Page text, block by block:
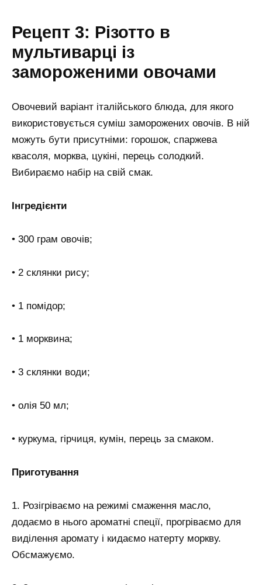
Рецепт 3: Різотто в
мультиварці із
замороженими овочами
Овочевий варіант італійського блюда, для якого
використовується суміш заморожених овочів. В ній
можуть бути присутніми: горошок, спаржева
квасоля, морква, цукіні, перець солодкий.
Вибираємо набір на свій смак.
Інгредієнти
• 300 грам овочів;
• 2 склянки рису;
• 1 помідор;
• 1 морквина;
• 3 склянки води;
• олія 50 мл;
• куркума, гірчиця, кумін, перець за смаком.
Приготування
1. Розігріваємо на режимі смаження масло,
додаємо в нього ароматні спеції, прогріваємо для
виділення аромату і кидаємо натерту моркву.
Обсмажуємо.